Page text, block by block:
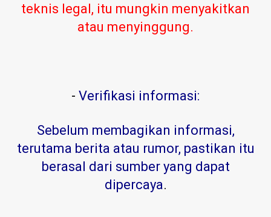
teknis legal, itu mungkin menyakitkan
atau menyinggung.
- Verifikasi informasi:
Sebelum membagikan informasi,
terutama berita atau rumor, pastikan itu
berasal dari sumber yang dapat
dipercaya.